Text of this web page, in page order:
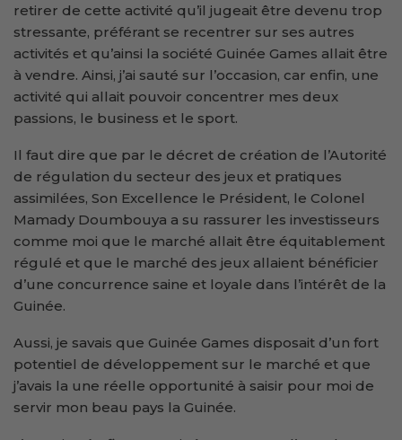
retirer de cette activité qu’il jugeait être devenu trop
stressante, préférant se recentrer sur ses autres
activités et qu’ainsi la société Guinée Games allait être
à vendre. Ainsi, j’ai sauté sur l’occasion, car enfin, une
activité qui allait pouvoir concentrer mes deux
passions, le business et le sport.
Il faut dire que par le décret de création de l’Autorité
de régulation du secteur des jeux et pratiques
assimilées, Son Excellence le Président, le Colonel
Mamady Doumbouya a su rassurer les investisseurs
comme moi que le marché allait être équitablement
régulé et que le marché des jeux allaient bénéficier
d’une concurrence saine et loyale dans l’intérêt de la
Guinée.
Aussi, je savais que Guinée Games disposait d’un fort
potentiel de développement sur le marché et que
j’avais la une réelle opportunité à saisir pour moi de
servir mon beau pays la Guinée.